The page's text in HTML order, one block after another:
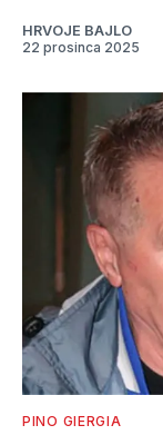
HRVOJE BAJLO
22 prosinca 2025
PINO GIERGIA